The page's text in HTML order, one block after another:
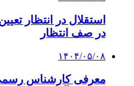
استقلال در انتظار
در صف انتظار
۱۴۰۴/۰۵/۰۸
معرفی کارشناس